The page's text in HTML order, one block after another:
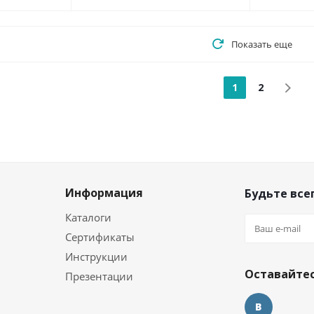
Показать еще
1 2
Информация
Каталоги
Сертификаты
Инструкции
Презентации
Будьте